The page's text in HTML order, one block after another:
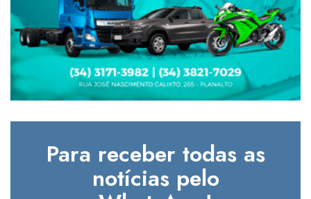
Para receber todas as
notícias pelo